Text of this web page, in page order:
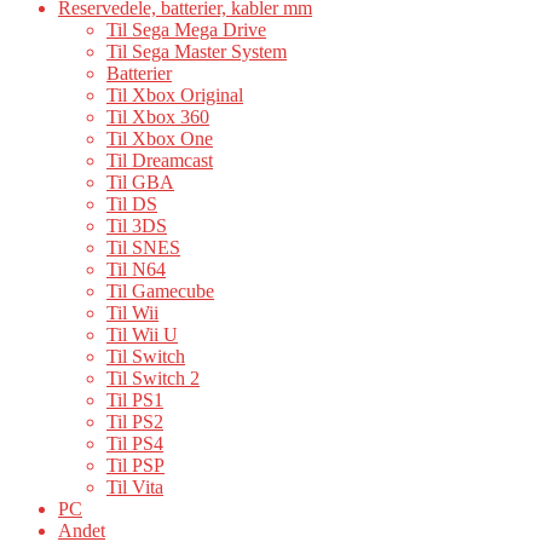
Reservedele, batterier, kabler mm
Til Sega Mega Drive
Til Sega Master System
Batterier
Til Xbox Original
Til Xbox 360
Til Xbox One
Til Dreamcast
Til GBA
Til DS
Til 3DS
Til SNES
Til N64
Til Gamecube
Til Wii
Til Wii U
Til Switch
Til Switch 2
Til PS1
Til PS2
Til PS4
Til PSP
Til Vita
PC
Andet